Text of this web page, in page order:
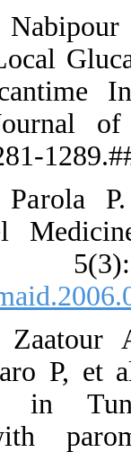
4.
5.
6.